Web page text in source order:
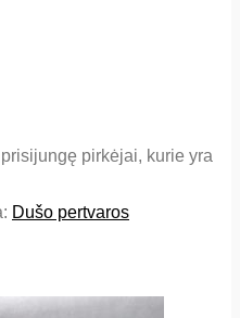
pirkėjai, kurie yra
Dušo pertvaros